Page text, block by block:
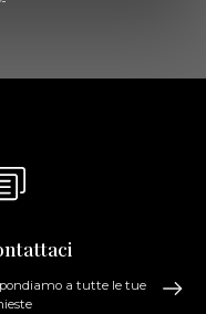
a tutte le tue